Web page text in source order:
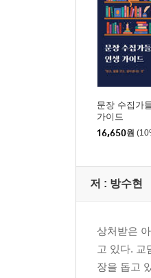
6. 타인이 그린
7. 거리를 두었
8. 민폐를 끼치
9. 서로의 삶을
1. 삼세페 - 내
2. 나를 먼저 살
4. 건강한 이기
5. 불가근 불가
8. 엄마는 가운
9. 흔들리는 모
문장 수집가
가이드
16,650원
저 : 방수현
상처받은
고 있다. 교
장을 돕고